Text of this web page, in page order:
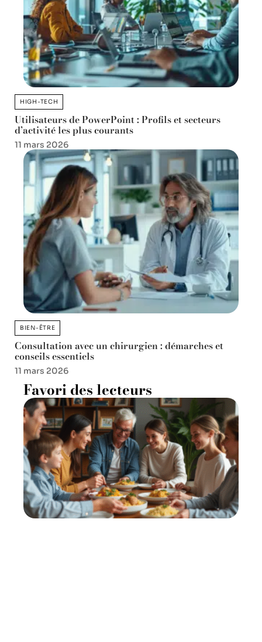
HIGH-TECH
Utilisateurs de PowerPoint : Profils et secteurs
d’activité les plus courants
11 mars 2026
BIEN-ÊTRE
Consultation avec un chirurgien : démarches et
conseils essentiels
11 mars 2026
Favori des lecteurs